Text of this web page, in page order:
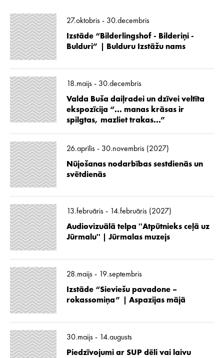
27.oktobris - 30.decembris
Izstāde “Bilderlingshof - Bilderiņi -
Bulduri” | Bulduru Izstāžu nams
18.maijs - 30.decembris
Valda Buša daiļradei un dzīvei veltīta
ekspozīcija “... manas krāsas ir
spilgtas, mazliet trakas...”
26.aprīlis - 30.novembris (2027)
Nūjošanas nodarbības sestdienās un
svētdienās
13.februāris - 14.februāris (2027)
Audiovizuālā telpa ''Atpūtnieks ceļā uz
Jūrmalu'' | Jūrmalas muzejs
28.maijs - 19.septembris
Izstāde “Sieviešu pavadone –
rokassomiņa” | Aspazijas mājā
30.maijs - 14.augusts
Piedzīvojumi ar SUP dēli vai laivu